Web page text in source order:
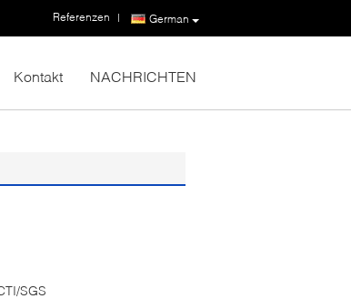
German
Referenzen |
Kontakt NACHRICHTEN
SGS